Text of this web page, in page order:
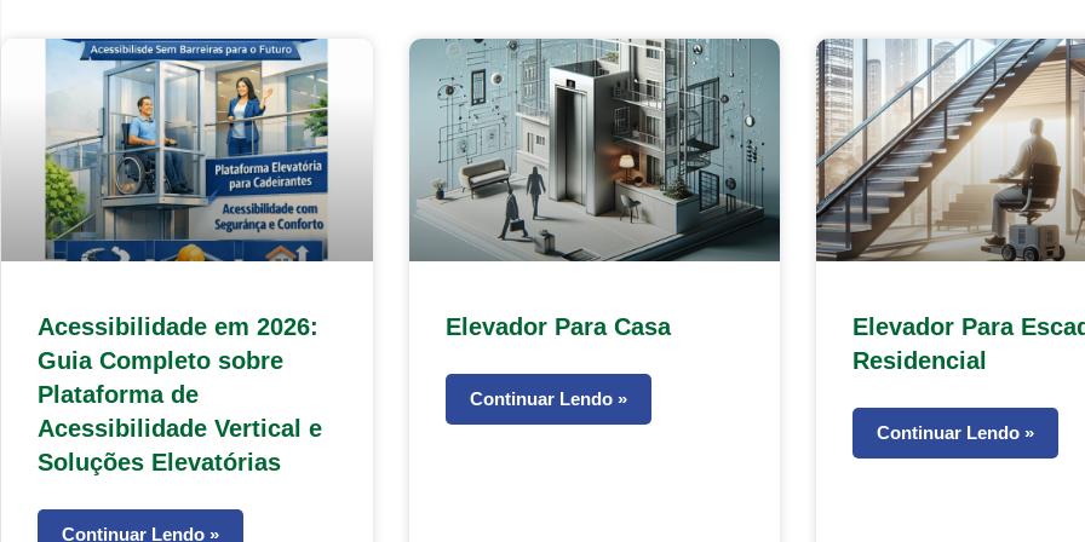
Acessibilidade em 2026:
Guia Completo sobre
Plataforma de
Acessibilidade Vertical e
Soluções Elevatórias
Continuar Lendo »
Elevador Para Casa
Continuar Lendo »
Elevador Para
Residencial
Continuar Lendo »